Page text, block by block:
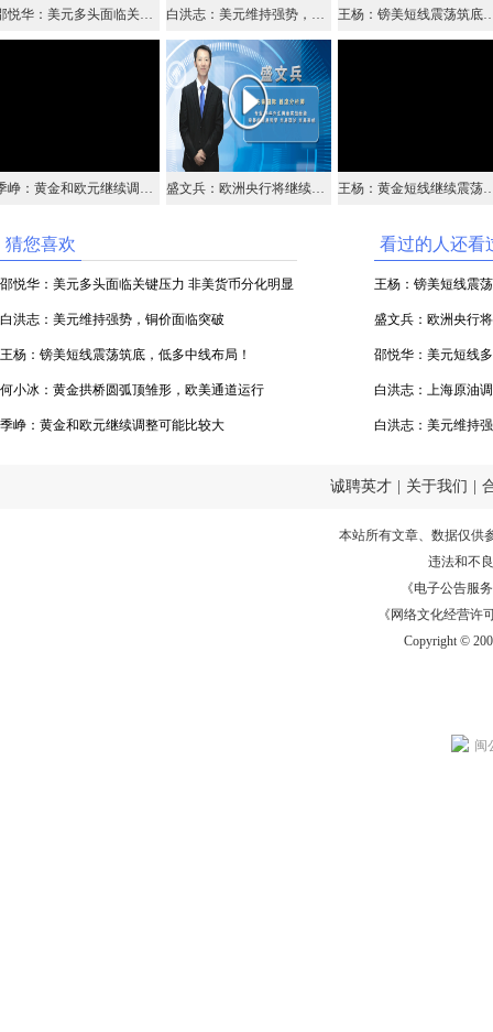
邵悦华：美元多头面临关键压力 非美货币分化明显 白洪志：美元维持强势，铜价面临突破 王杨：镑美短线震荡筑
季峥：黄金和欧元继续调整可能比较大 盛文兵：欧洲央行将继续货币刺激政策，美元指数站上97关口 王杨：黄金短线继续震荡，
猜您喜欢
邵悦华：美元多头面临关键压力 非美货币分化明显
白洪志：美元维持强势，铜价面临突破
王杨：镑美短线震荡筑底，低多中线布局！
何小冰：黄金拱桥圆弧顶雏形，欧美通道运行
季峥：黄金和欧元继续调整可能比较大
看过的人还看
王杨：镑美短线震
盛文兵：欧洲央行
站上97关口
邵悦华：美元短线
白洪志：上海原油
白洪志：美元维持
诚聘英才 关于我们
本站所有文章、数据仅供
违法和不
《电子公告服务
《网络文化经营许
Copyright ©
闽